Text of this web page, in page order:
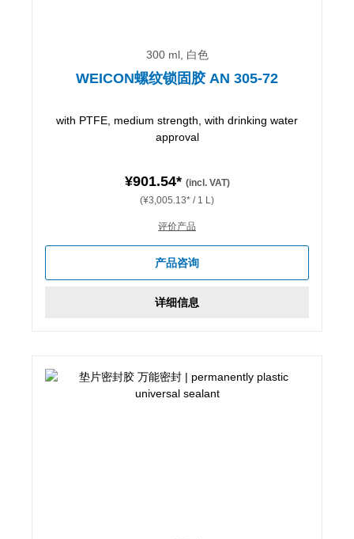
300 ml, 白色
WEICON螺纹锁固胶 AN 305-72
with PTFE, medium strength, with drinking water
approval
¥901.54* (incl. VAT)
(¥3,005.13* / 1 L)
评价产品
产品咨询
详细信息